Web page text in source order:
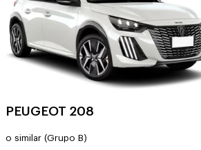
PEUGEOT 208
o similar (Grupo B)